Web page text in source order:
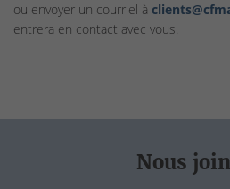
ou envoyer un courriel à
entrera en contact avec vous.
Nous